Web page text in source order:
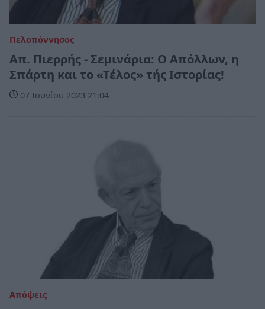
Πελοπόννησος
Απ. Πιερρής - Σεμινάρια: Ο Απόλλων, η
Σπάρτη και το «Τέλος» τής Ιστορίας!
07 Ιουνίου 2023 21:04
Απόψεις